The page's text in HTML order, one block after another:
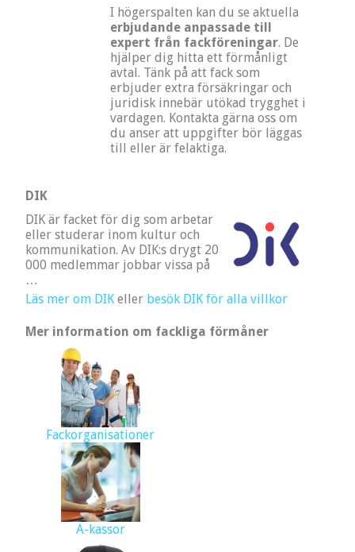
I högerspalten kan du se aktuella
erbjudande anpassade till
expert från fackföreningar. De
hjälper dig hitta ett förmånligt
avtal. Tänk på att fack som
erbjuder extra försäkringar och
juridisk innebär utökad trygghet i
vardagen. Kontakta gärna oss om
du anser att uppgifter bör läggas
till eller är felaktiga.
DIK
DIK är facket för dig som arbetar
eller studerar inom kultur och
kommunikation. Av DIK:s drygt 20
000 medlemmar jobbar vissa på
…
Läs mer om DIKeller besök DIK för alla villkor
Mer information om fackliga förmåner
Fackorganisationer
A-kassor